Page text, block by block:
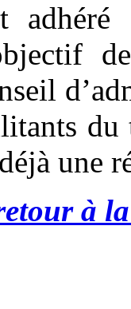
adhéré
du
une
à